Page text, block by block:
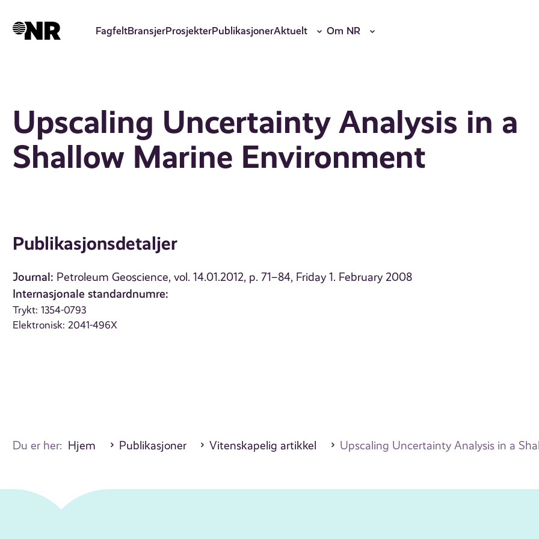
hovedinnhold
FagfeltBransjerProsjekterPublikasjonerAktuelt Om NR
Upscaling Uncertainty Analysis in a
Shallow Marine Environment
Publikasjonsdetaljer
Journal: Petroleum Geoscience, vol. 14.01.2012, p. 71–84, Friday 1. February 2008
Internasjonale standardnumre:
Trykt: 1354-0793
Elektronisk: 2041-496X
Du er her: Hjem Publikasjoner Vitenskapelig artikkel Upscaling Uncertainty Analysis in a